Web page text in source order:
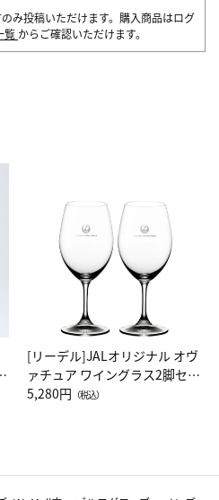
み投稿いただけます。購入商品はログ
覧 からご確認いただけます。
[リーデル]JALオリジナル オヴ
ァチュア ワイングラス2脚セッ
ト（レッドワイン）
5,280円 （税込）